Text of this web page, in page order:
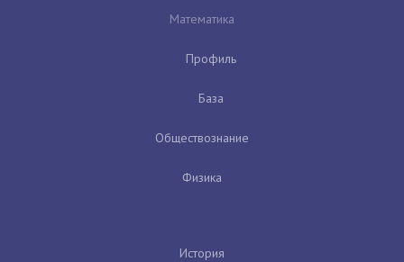
Математика
Профиль
База
Обществознание
Физика
История